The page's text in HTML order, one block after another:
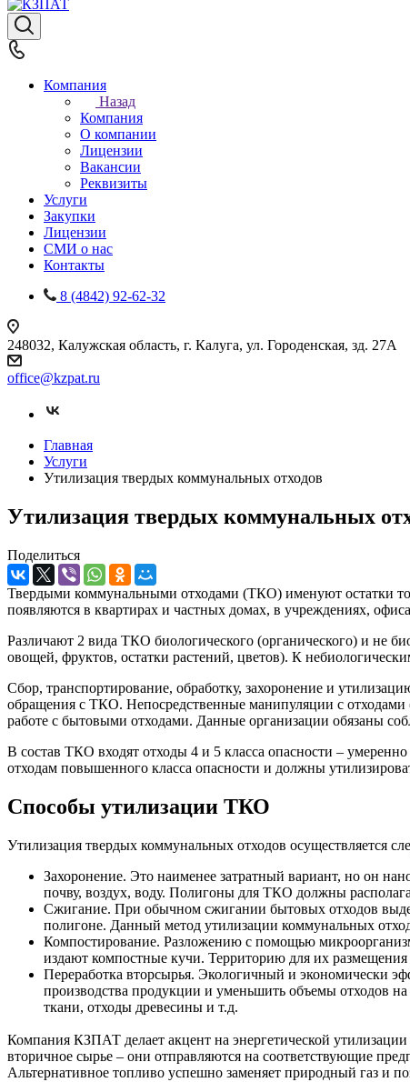
Компания
Назад
Компания
О компании
Лицензии
Вакансии
Реквизиты
Услуги
Закупки
Лицензии
СМИ о нас
Контакты
8 (4842) 92-62-32
248032, Калужская область, г. Калуга, ул. Городенская, зд. 27А
office@kzpat.ru
Главная
Услуги
Утилизация твердых коммунальных отходов
Утилизация твердых коммунальных
Поделиться
Твердыми коммунальными отходами (ТКО) именуют остатки
появляются в квартирах и частных домах, в учреждениях,
Различают 2 вида ТКО биологического (органического) и не
овощей, фруктов, остатки растений, цветов). К
Сбор, транспортирование, обработку, захоронение и
обращения с ТКО. Непосредственные манипуляции с отходами
работе с бытовыми отходами. Данные организации обязаны
В состав ТКО входят отходы 4 и 5 класса опасности –
отходам повышенного класса опасности и должны
Способы утилизации ТКО
Утилизация твердых коммунальных отходов осуществляется
Захоронение. Это наименее затратный вариант, но он
почву, воздух, воду. Полигоны для ТКО должны
Сжигание. При обычном сжигании бытовых отходов
полигоне. Данный метод утилизации коммунальных
Компостирование. Разложению с помощью
издают компостные кучи. Территорию для их
Переработка вторсырья. Экологичный и экономически
производства продукции и уменьшить объемы отходов
ткани, отходы древесины и т.д.
Компания КЗПАТ делает акцент на энергетической
вторичное сырье – они отправляются на соответствующие
Альтернативное топливо успешно заменяет природный газ и